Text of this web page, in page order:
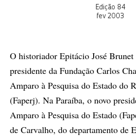
Edição 84
fev 2003
O historiador Epitácio José Brunet
presidente da Fundação Carlos
Amparo à Pesquisa do Estado do
(Faperj). Na Paraíba, o novo
Amparo à Pesquisa do Estado
de Carvalho, do departamento de